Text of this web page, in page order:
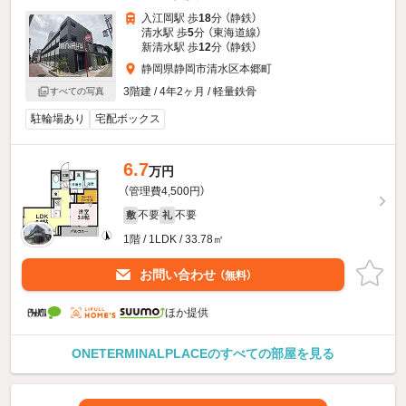
すべての写真
入江岡駅 歩18分 （静鉄）
清水駅 歩5分 （東海道線）
新清水駅 歩12分 （静鉄）
静岡県静岡市清水区本郷町
3階建 / 4年2ヶ月 / 軽量鉄骨
駐輪場あり 宅配ボックス
6.7万円
（管理費4,500円）
敷 不要 礼 不要
1階 / 1LDK / 33.78㎡
お問い合わせ （無料）
ほか提供
ONETERMINALPLACEのすべての部屋を見る